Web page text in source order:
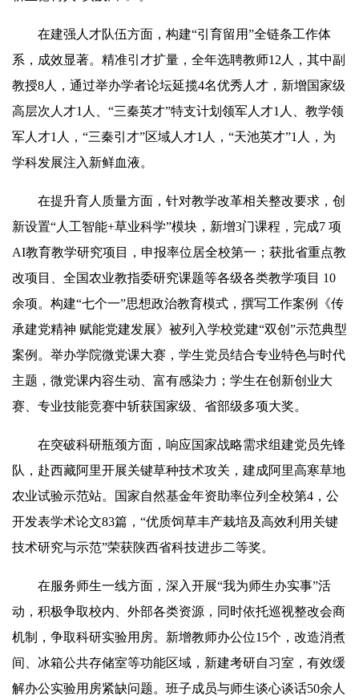
在建强人才队伍方面，构建“引育留用”全链条工作体
系，成效显著。精准引才扩量，全年选聘教师12人，其中副
教授8人，通过举办学者论坛延揽4名优秀人才，新增国家级
高层次人才1人、“三秦英才”特支计划领军人才1人、教学领
军人才1人，“三秦引才”区域人才1人，“天池英才”1人，为
学科发展注入新鲜血液。
在提升育人质量方面，针对教学改革相关整改要求，创
新设置“人工智能+草业科学”模块，新增3门课程，完成7 项
AI教育教学研究项目，申报率位居全校第一；获批省重点教
改项目、全国农业教指委研究课题等各级各类教学项目 10
余项。构建“七个一”思想政治教育模式，撰写工作案例《传
承建党精神 赋能党建发展》被列入学校党建“双创”示范典型
案例。举办学院微党课大赛，学生党员结合专业特色与时代
主题，微党课内容生动、富有感染力；学生在创新创业大
赛、专业技能竞赛中斩获国家级、省部级多项大奖。
在突破科研瓶颈方面，响应国家战略需求组建党员先锋
队，赴西藏阿里开展关键草种技术攻关，建成阿里高寒草地
农业试验示范站。国家自然基金年资助率位列全校第4，公
开发表学术论文83篇，“优质饲草丰产栽培及高效利用关键
技术研究与示范”荣获陕西省科技进步二等奖。
在服务师生一线方面，深入开展“我为师生办实事”活
动，积极争取校内、外部各类资源，同时依托巡视整改会商
机制，争取科研实验用房。新增教师办公位15个，改造消煮
间、冰箱公共存储室等功能区域，新建考研自习室，有效缓
解办公实验用房紧缺问题。班子成员与师生谈心谈话50余人